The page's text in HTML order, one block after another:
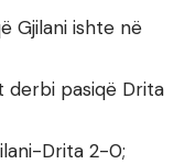
Gjilani ishte në
pasiqë Drita
Drita 2-0;